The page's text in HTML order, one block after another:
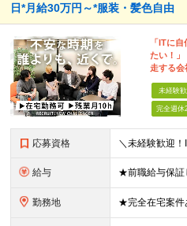
日*月給30万円～*服装・髪色自由
「ITに
たい！」
走する会
未経験
完全週休
応募資格
給与
勤務地